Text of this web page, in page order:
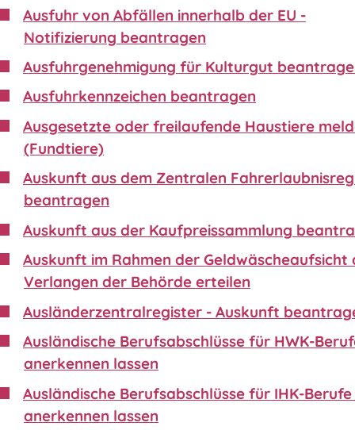
Ausfuhr von Abfällen innerhalb der EU -
Notifizierung beantragen
Ausfuhrgenehmigung für Kulturgut
Ausfuhrkennzeichen beantragen
Ausgesetzte oder freilaufende Haustiere
(Fundtiere)
Auskunft aus dem Zentralen
beantragen
Auskunft aus der Kaufpreissammlung
Auskunft im Rahmen der Geldwäscheaufsicht
Verlangen der Behörde erteilen
Ausländerzentralregister - Auskunft
Ausländische Berufsabschlüsse für HWK-
anerkennen lassen
Ausländische Berufsabschlüsse für IHK-Berufe
anerkennen lassen